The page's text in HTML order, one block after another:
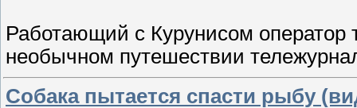
Работающий с Курунисом оператор
необычном путешествии
Собака пытается спасти рыбу